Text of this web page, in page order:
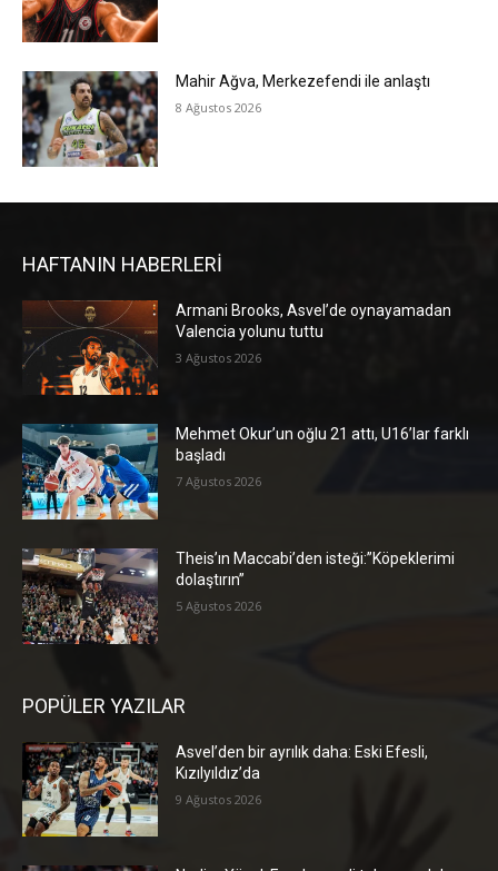
Mahir Ağva, Merkezefendi ile anlaştı
8 Ağustos 2026
HAFTANIN HABERLERİ
Armani Brooks, Asvel’de oynayamadan
Valencia yolunu tuttu
3 Ağustos 2026
Mehmet Okur’un oğlu 21 attı, U16’lar farklı
başladı
7 Ağustos 2026
Theis’ın Maccabi’den isteği:”Köpeklerimi
dolaştırın”
5 Ağustos 2026
POPÜLER YAZILAR
Asvel’den bir ayrılık daha: Eski Efesli,
Kızılyıldız’da
9 Ağustos 2026